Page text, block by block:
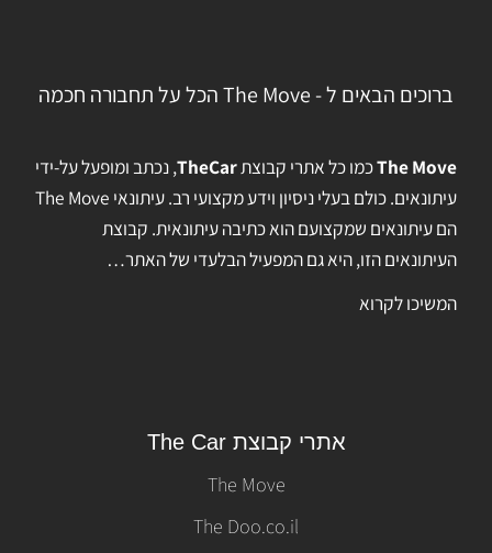
ברוכים הבאים ל - The Move הכל על תחבורה חכמה
The Moveכמו כל אתרי קבוצתTheCar, נכתב ומופעל על-ידי
עיתונאים. כולם בעלי ניסיון וידע מקצועי רב. עיתונאי The Move
הם עיתונאים שמקצועם הוא כתיבה עיתונאית. קבוצת
העיתונאים הזו, היא גם המפעיל הבלעדי של האתר…
המשיכו לקרוא
אתרי קבוצת The Car
The Move
The Doo.co.il